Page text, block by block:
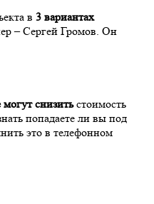
в 3 вариантах
– Сергей Громов. Он
снизитьстоимость
попадаете ли вы под
это в телефонном